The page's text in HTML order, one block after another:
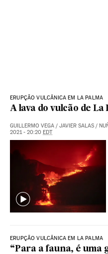
ERUPÇÃO VULCÂNICA EM LA PALMA
A lava do vulcão de
GUILLERMO VEGA / JAVIER SALAS /
2021 - 20:20 EDT
ERUPÇÃO VULCÂNICA EM LA PALMA
“Para a fauna, é uma